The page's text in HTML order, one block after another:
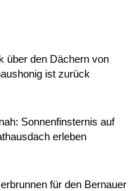
über den Dächern von
ist zurück
Sonnenfinsternis auf
erleben
für den Bernauer